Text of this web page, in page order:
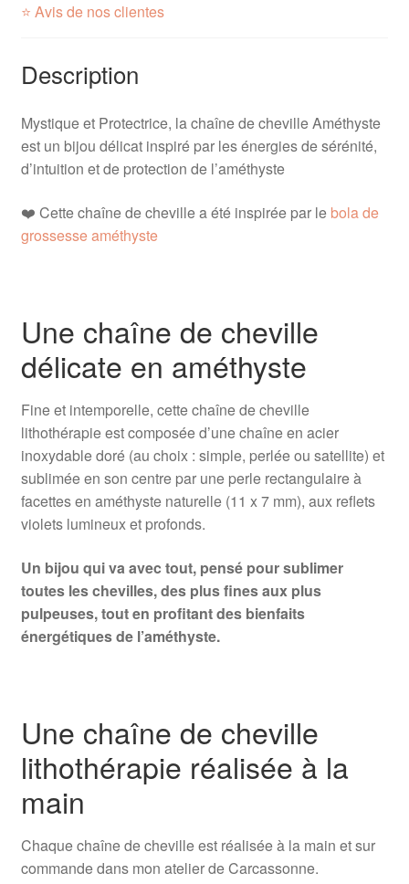
⭐ Avis de nos clientes
Description
Mystique et Protectrice, la chaîne de cheville Améthyste
est un bijou délicat inspiré par les énergies de sérénité,
d’intuition et de protection de l’améthyste
❤️ Cette chaîne de cheville a été inspirée par le bola de
grossesse améthyste
Une chaîne de cheville
délicate en améthyste
Fine et intemporelle, cette chaîne de cheville
lithothérapie est composée d’une chaîne en acier
inoxydable doré (au choix : simple, perlée ou satellite) et
sublimée en son centre par une perle rectangulaire à
facettes en améthyste naturelle (11 x 7 mm), aux reflets
violets lumineux et profonds.
Un bijou qui va avec tout, pensé pour sublimer
toutes les chevilles, des plus fines aux plus
pulpeuses, tout en profitant des bienfaits
énergétiques de l’améthyste.
Une chaîne de cheville
lithothérapie réalisée à la
main
Chaque chaîne de cheville est réalisée à la main et sur
commande dans mon atelier de Carcassonne.